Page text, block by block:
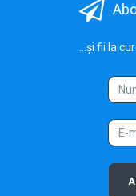
...și fii la